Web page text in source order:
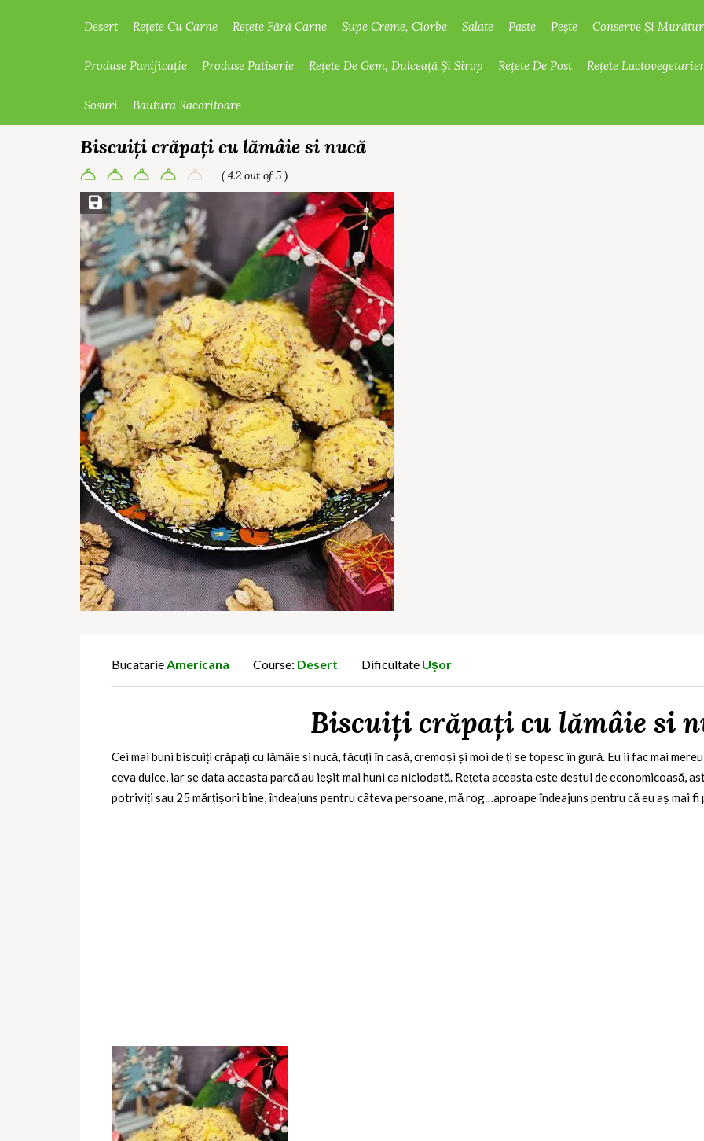
Desert Rețete Cu Carne Rețete Fără Carne Supe Creme, Ciorbe Salate Paste Pește Conserve Și
Produse Panificație Produse Patiserie Rețete De Gem, Dulceață Și Sirop Rețete De Post Rețete
Sosuri Bautura Racoritoare
Biscuiți crăpați cu lămâie si nucă
( 4.2 out of 5 )
Save Recipe
BucatarieAmericana Course: Desert Dificultate Ușor
Biscuiți crăpați cu lămâie si
Cei mai buni biscuiți crăpați cu lămâie si nucă, făcuți în casă, cremoși și moi de ți se topesc în gură. Eu ii fac mai
ceva dulce, iar se data aceasta parcă au ieșit mai huni ca niciodată. Rețeta aceasta este destul de economicoasă,
potriviți sau 25 mărțișori bine, îndeajuns pentru câteva persoane, mă rog…aproape îndeajuns pentru că eu aș mai fi